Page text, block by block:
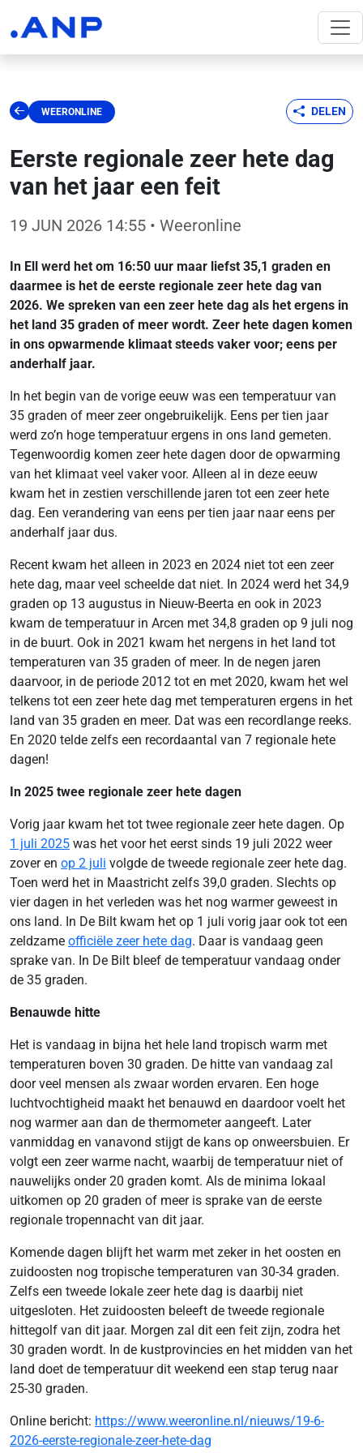
WEERONLINE DELEN
Eerste regionale zeer hete dag
van het jaar een feit
19 JUN 2026 14:55 • Weeronline
In Ell werd het om 16:50 uur maar liefst 35,1 graden en
daarmee is het de eerste regionale zeer hete dag van
2026. We spreken van een zeer hete dag als het ergens in
het land 35 graden of meer wordt. Zeer hete dagen komen
in ons opwarmende klimaat steeds vaker voor; eens per
anderhalf jaar.
In het begin van de vorige eeuw was een temperatuur van
35 graden of meer zeer ongebruikelijk. Eens per tien jaar
werd zo’n hoge temperatuur ergens in ons land gemeten.
Tegenwoordig komen zeer hete dagen door de opwarming
van het klimaat veel vaker voor. Alleen al in deze eeuw
kwam het in zestien verschillende jaren tot een zeer hete
dag. Een verandering van eens per tien jaar naar eens per
anderhalf jaar dus.
Recent kwam het alleen in 2023 en 2024 niet tot een zeer
hete dag, maar veel scheelde dat niet. In 2024 werd het 34,9
graden op 13 augustus in Nieuw-Beerta en ook in 2023
kwam de temperatuur in Arcen met 34,8 graden op 9 juli nog
in de buurt. Ook in 2021 kwam het nergens in het land tot
temperaturen van 35 graden of meer. In de negen jaren
daarvoor, in de periode 2012 tot en met 2020, kwam het wel
telkens tot een zeer hete dag met temperaturen ergens in het
land van 35 graden en meer. Dat was een recordlange reeks.
En 2020 telde zelfs een recordaantal van 7 regionale hete
dagen!
In 2025 twee regionale zeer hete dagen
Vorig jaar kwam het tot twee regionale zeer hete dagen. Op
1 juli 2025 was het voor het eerst sinds 19 juli 2022 weer
zover en op 2 juli volgde de tweede regionale zeer hete dag.
Toen werd het in Maastricht zelfs 39,0 graden. Slechts op
vier dagen in het verleden was het nog warmer geweest in
ons land. In De Bilt kwam het op 1 juli vorig jaar ook tot een
zeldzame officiële zeer hete dag. Daar is vandaag geen
sprake van. In De Bilt bleef de temperatuur vandaag onder
de 35 graden.
Benauwde hitte
Het is vandaag in bijna het hele land tropisch warm met
temperaturen boven 30 graden. De hitte van vandaag zal
door veel mensen als zwaar worden ervaren. Een hoge
luchtvochtigheid maakt het benauwd en daardoor voelt het
nog warmer aan dan de thermometer aangeeft. Later
vanmiddag en vanavond stijgt de kans op onweersbuien. Er
volgt een zeer warme nacht, waarbij de temperatuur niet of
nauwelijks onder 20 graden komt. Als de minima lokaal
uitkomen op 20 graden of meer is sprake van de eerste
regionale tropennacht van dit jaar.
Komende dagen blijft het warm met zeker in het oosten en
zuidoosten nog tropische temperaturen van 30-34 graden.
Zelfs een tweede lokale zeer hete dag is daarbij niet
uitgesloten. Het zuidoosten beleeft de tweede regionale
hittegolf van dit jaar. Morgen zal dit een feit zijn, zodra het
30 graden wordt. In de kustprovincies en het midden van het
land doet de temperatuur dit weekend een stap terug naar
25-30 graden.
Online bericht: https://www.weeronline.nl/nieuws/19-6-
2026-eerste-regionale-zeer-hete-dag